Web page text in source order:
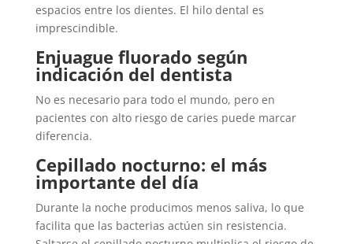
espacios entre los dientes. El hilo dental es
imprescindible.
Enjuague fluorado según
indicación del dentista
No es necesario para todo el mundo, pero en
pacientes con alto riesgo de caries puede marcar
diferencia.
Cepillado nocturno: el más
importante del día
Durante la noche producimos menos saliva, lo que
facilita que las bacterias actúen sin resistencia.